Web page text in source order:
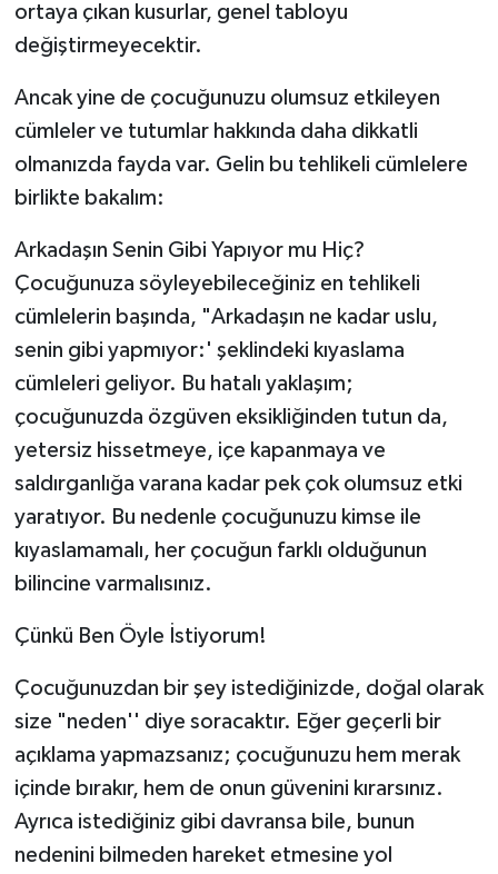
ortaya çıkan kusurlar, genel tabloyu
değiştirmeyecektir.
Ancak yine de çocuğunuzu olumsuz etkileyen
cümleler ve tutumlar hakkında daha dikkatli
olmanızda fayda var. Gelin bu tehlikeli cümlelere
birlikte bakalım:
Arkadaşın Senin Gibi Yapıyor mu Hiç?
Çocuğunuza söyleyebileceğiniz en tehlikeli
cümlelerin başında, "Arkadaşın ne kadar uslu,
senin gibi yapmıyor:' şeklindeki kıyaslama
cümleleri geliyor. Bu hatalı yaklaşım;
çocuğunuzda özgüven eksikliğinden tutun da,
yetersiz hissetmeye, içe kapanmaya ve
saldırganlığa varana kadar pek çok olumsuz etki
yaratıyor. Bu nedenle çocuğunuzu kimse ile
kıyaslamamalı, her çocuğun farklı olduğunun
bilincine varmalısınız.
Çünkü Ben Öyle İstiyorum!
Çocuğunuzdan bir şey istediğinizde, doğal olarak
size "neden'' diye soracaktır. Eğer geçerli bir
açıklama yapmazsanız; çocuğunuzu hem merak
içinde bırakır, hem de onun güvenini kırarsınız.
Ayrıca istediğiniz gibi davransa bile, bunun
nedenini bilmeden hareket etmesine yol